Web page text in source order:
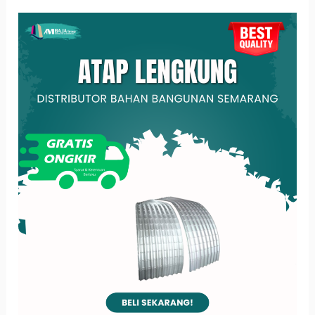
Atap
Lengkung:
Pengertian,
Kekurangan